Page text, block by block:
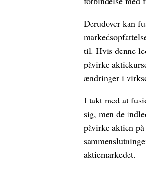
Derudover kan
til. Hvis denne
påvirke
ændringer i
I takt med at
sig, men de
påvirke aktien
aktiemarkedet.